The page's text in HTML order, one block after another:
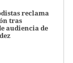
reclama
tras
audiencia de